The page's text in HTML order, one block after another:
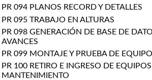
PR 094 PLANOS RECORD Y DETALLES
PR 095 TRABAJO EN ALTURAS
PR 098 GENERACIÓN DE BASE DE
AVANCES
PR 099 MONTAJE Y PRUEBA DE EQUIPO
PR 100 RETIRO E INGRESO DE
MANTENIMIENTO